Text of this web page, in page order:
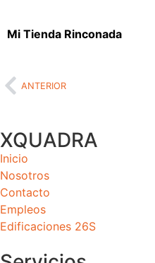
Mi Tienda Rinconada
ANTERIOR
XQUADRA
Inicio
Nosotros
Contacto
Empleos
Edificaciones 26S